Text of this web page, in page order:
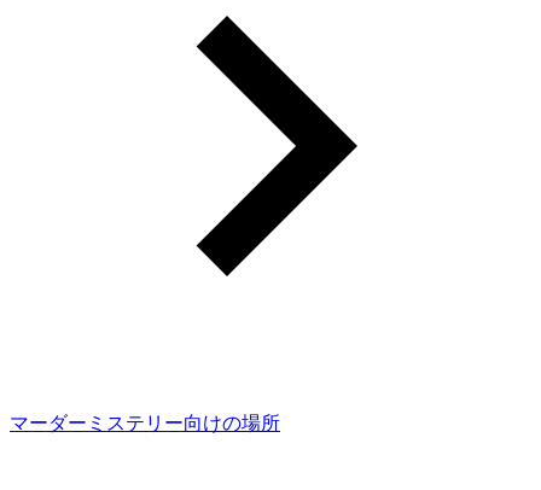
マーダーミステリー向けの場所